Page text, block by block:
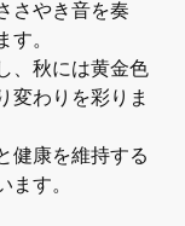
さやき音を奏
。
、秋には黄金色
変わりを彩りま
健康を維持する
す。